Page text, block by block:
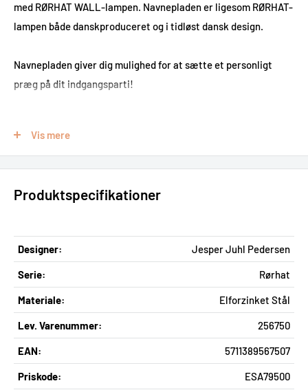
med RØRHAT WALL-lampen. Navnepladen er ligesom RØRHAT-
lampen både danskproduceret og i tidløst dansk design.
Navnepladen giver dig mulighed for at sætte et personligt
præg på dit indgangsparti!
kobber samt rustfrit stål. Du kan matche din RØRHAT-lampe
vovet look.
Vis mere
Produktspecifikationer
Designer: Jesper Juhl Pedersen
Serie: Rørhat
Materiale: Elforzinket Stål
Lev. Varenummer: 256750
EAN: 5711389567507
Priskode: ESA79500